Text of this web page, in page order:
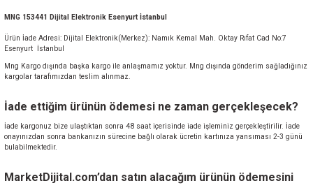
MNG 153441 Dijital Elektronik Esenyurt İstanbul
Ürün İade Adresi: Dijital Elektronik(Merkez): Namık Kemal Mah. Oktay Rıfat Cad No:7
Esenyurt
İstanbul
Mng Kargo dışında başka kargo ile anlaşmamız yoktur. Mng dışında gönderim sağladığınız
kargolar tarafımızdan teslim alınmaz.
İade ettiğim ürünün ödemesi ne zaman gerçekleşecek?
İade kargonuz bize ulaştıktan sonra 48 saat içerisinde iade işleminiz gerçekleştirilir. İade
onayınızdan sonra bankanızın sürecine bağlı olarak ücretin kartınıza yansıması 2-3 günü
bulabilmektedir.
MarketDijital.com’dan satın alacağım ürünün ödemesini